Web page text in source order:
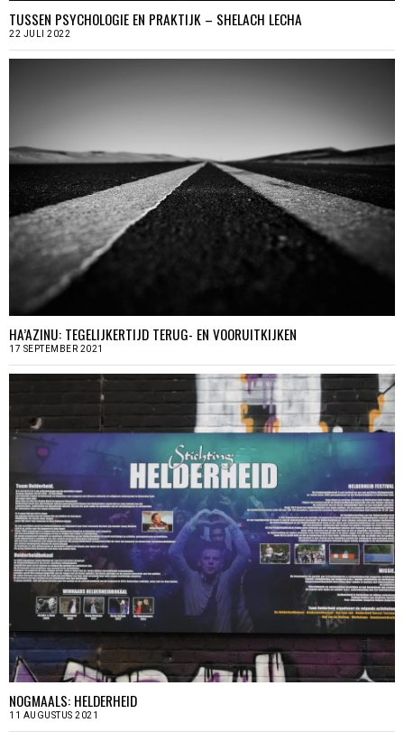
TUSSEN PSYCHOLOGIE EN PRAKTIJK – SHELACH LECHA
22 JULI 2022
HA’AZINU: TEGELIJKERTIJD TERUG- EN VOORUITKIJKEN
17 SEPTEMBER 2021
NOGMAALS: HELDERHEID
11 AUGUSTUS 2021